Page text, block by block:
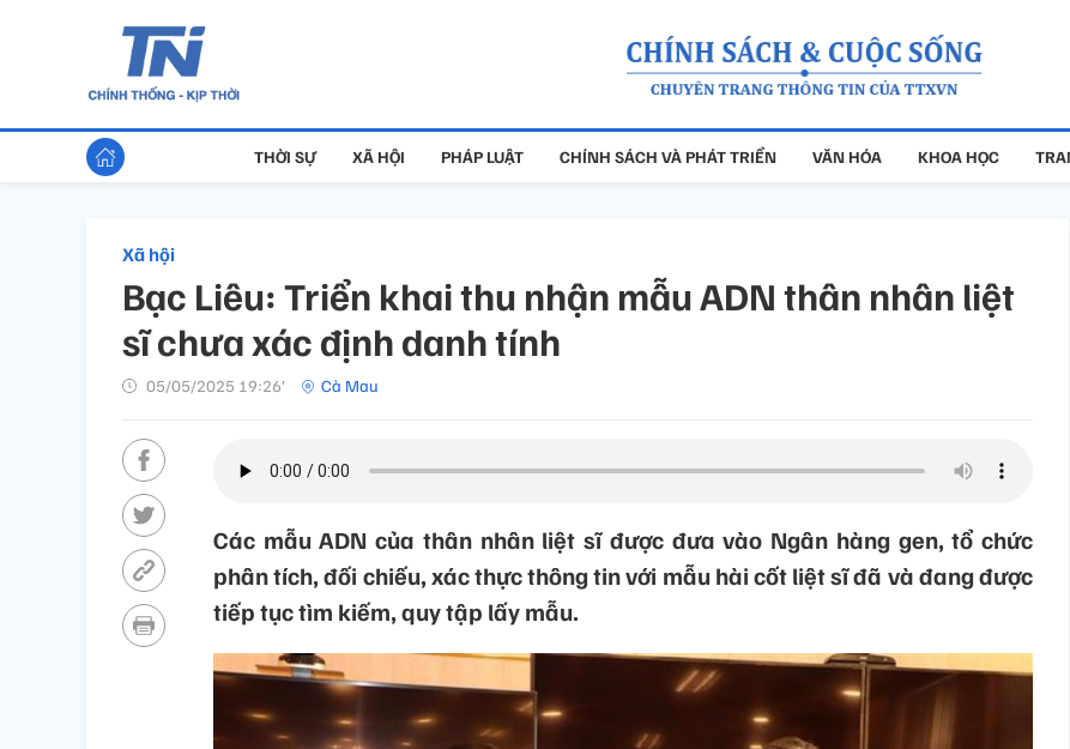
THỜI SỰ XÃ HỘI PHÁP LUẬT CHÍNH SÁCH VÀ PHÁT TRIỂN VĂN HÓA KHOA HỌC
Xã hội
Bạc Liêu: Triển khai thu nhận mẫu ADN thân nhân liệt
sĩ chưa xác định danh tính
05/05/2025 19:26’ Cà Mau
Các mẫu ADN của thân nhân liệt sĩ được đưa vào Ngân hàng gen, tổ chức
phân tích, đối chiếu, xác thực thông tin với mẫu hài cốt liệt sĩ đã và đang được
tiếp tục tìm kiếm, quy tập lấy mẫu.